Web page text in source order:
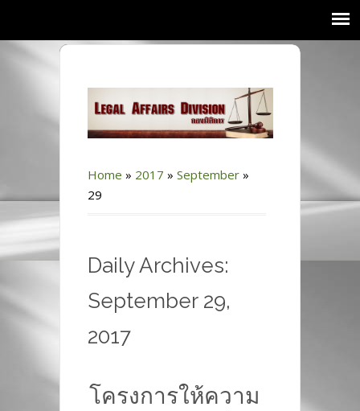
Home » 2017 » September »
29
Daily Archives:
September 29,
2017
โครงการให้ความ